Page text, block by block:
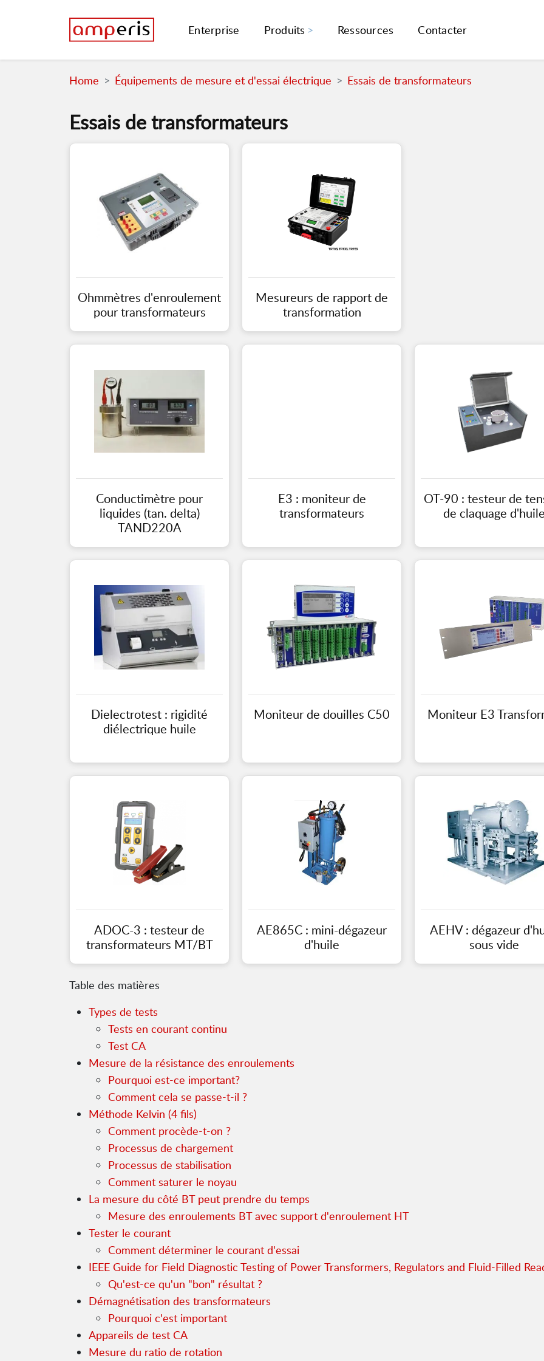
Enterprise Produits Ressources Contacter
Home Équipements de mesure et d'essai électrique Essais de transformateurs
Essais de transformateurs
Ohmmètres d'enroulement
pour transformateurs
Mesureurs de rapport de
transformation
Conductimètre pour
liquides (tan. delta)
TAND220A
E3 : moniteur de
transformateurs
OT-90 : testeur de
de claquage
Dielectrotest : rigidité
diélectrique huile
Moniteur de douilles C50 Moniteur E3
ADOC-3 : testeur de
transformateurs MT/BT
AE865C : mini-dégazeur
d'huile
AEHV : dégazeur
sous vide
Table des matières
Types de tests
Tests en courant continu
Test CA
Mesure de la résistance des enroulements
Pourquoi est-ce important?
Comment cela se passe-t-il ?
Méthode Kelvin (4 fils)
Comment procède-t-on ?
Processus de chargement
Processus de stabilisation
Comment saturer le noyau
La mesure du côté BT peut prendre du temps
Mesure des enroulements BT avec support d'enroulement HT
Tester le courant
Comment déterminer le courant d'essai
IEEE Guide for Field Diagnostic Testing of Power Transformers, Regulators and Fluid-Filled
Qu'est-ce qu'un "bon" résultat ?
Démagnétisation des transformateurs
Pourquoi c'est important
Appareils de test CA
Mesure du ratio de rotation